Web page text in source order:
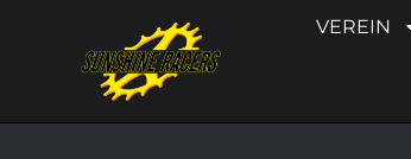
VEREIN